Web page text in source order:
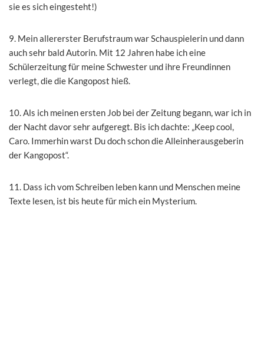
sie es sich eingesteht!)
9. Mein allererster Berufstraum war Schauspielerin und dann
auch sehr bald Autorin. Mit 12 Jahren habe ich eine
Schülerzeitung für meine Schwester und ihre Freundinnen
verlegt, die die Kangopost hieß.
10. Als ich meinen ersten Job bei der Zeitung begann, war ich in
der Nacht davor sehr aufgeregt. Bis ich dachte: „Keep cool,
Caro. Immerhin warst Du doch schon die Alleinherausgeberin
der Kangopost“.
11. Dass ich vom Schreiben leben kann und Menschen meine
Texte lesen, ist bis heute für mich ein Mysterium.